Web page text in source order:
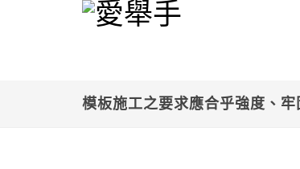
模板施工之要求應合乎強度、